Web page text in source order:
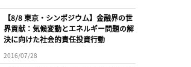
【8/8 東京・シンポジウム】金融界の世
界貢献：気候変動とエネルギー問題の解
決に向けた社会的責任投資行動
2016/07/28